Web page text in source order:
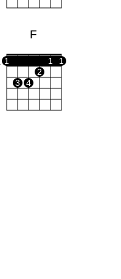
F
1 1
1
2
3
4